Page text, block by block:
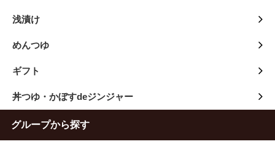
浅漬け
めんつゆ
ギフト
丼つゆ・かぼすdeジンジャー
グループから探す